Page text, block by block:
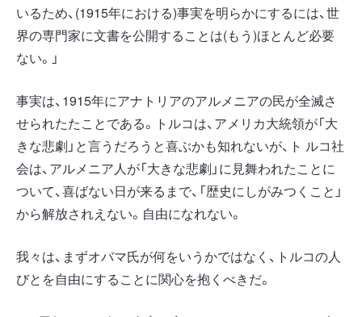
いるため、(1915年における)事実を明らかにするには、世
界の専門家に文書を公開することは(もう)ほとんど必要
ない。」
事実は、1915年にアナトリアのアルメニアの民が全滅さ
せられたたことである。トルコは、アメリカ大統領が「大
きな悲劇」と言うだろうと喜ぶかも知れないが、ト ルコ社
会は、アルメニア人が「大きな悲劇」に見舞われたことに
ついて、喜ばない日が来るまで、「歴史にしがみつくこと」
から解放されえない。自由になれない。
我々は、まずオバマ氏が何をいうかではなく、トルコの人
びとを自由にすることに関心を抱くべきだ。